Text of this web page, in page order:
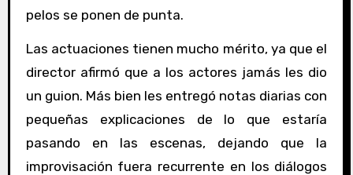
pelos se ponen de punta.
Las actuaciones tienen mucho mérito, ya que el
director afirmó que a los actores jamás les dio
un guion. Más bien les entregó notas diarias con
pequeñas explicaciones de lo que estaría
pasando en las escenas, dejando que la
improvisación fuera recurrente en los diálogos